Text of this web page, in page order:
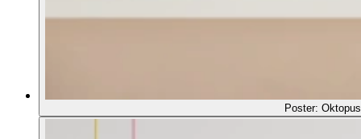
Poster: